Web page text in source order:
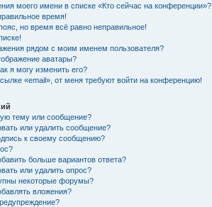
моего имени в списке «Кто сейчас на конференции»?
время!
но время всё равно неправильное!
рядом с моим именем пользователя?
аватары?
я могу изменить его?
«email», от меня требуют войти на конференцию!
тему или сообщение?
или удалить сообщение?
к своему сообщению?
больше вариантов ответа?
или удалить опрос?
некоторые форумы?
вложения?